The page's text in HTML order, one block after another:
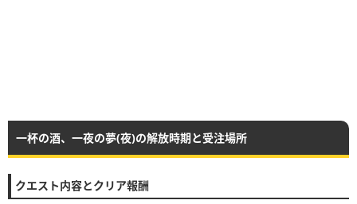
一杯の酒、一夜の夢(夜)の解放時期と受注場所
クエスト内容とクリア報酬